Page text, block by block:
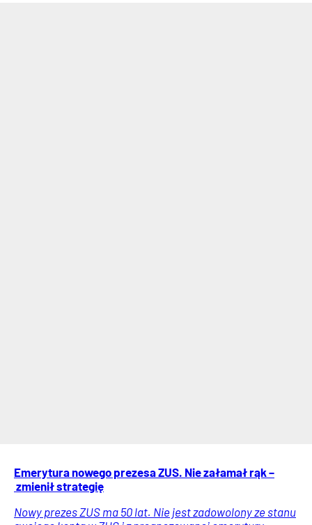
Emerytura nowego prezesa ZUS. Nie załamał rąk –
zmienił strategię
Nowy prezes ZUS ma 50 lat. Nie jest zadowolony ze stanu